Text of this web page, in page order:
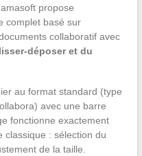
propose
complet basé sur
collaboratif avec
déposer et du
au format standard (type
avec une barre
fonctionne exactement
classique : sélection du
de la taille.